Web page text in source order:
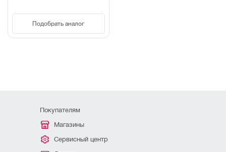
Подобрать аналог
Покупателям
Магазины
Сервисный центр